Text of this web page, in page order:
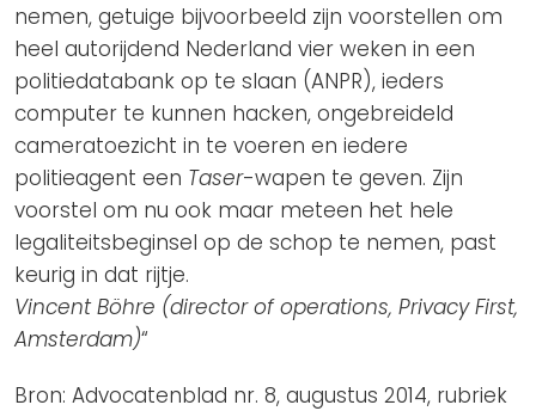
nemen, getuige bijvoorbeeld zijn voorstellen om
heel autorijdend Nederland vier weken in een
politiedatabank op te slaan (ANPR), ieders
computer te kunnen hacken, ongebreideld
cameratoezicht in te voeren en iedere
politieagent een Taser-wapen te geven. Zijn
voorstel om nu ook maar meteen het hele
legaliteitsbeginsel op de schop te nemen, past
keurig in dat rijtje.
Vincent Böhre (director of operations, Privacy First,
Amsterdam)“
Bron: Advocatenblad nr. 8, augustus 2014, rubriek